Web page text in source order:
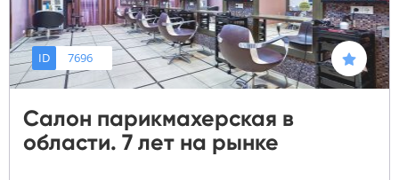
ID 7696
Салон парикмахерская в
области. 7 лет на рынке